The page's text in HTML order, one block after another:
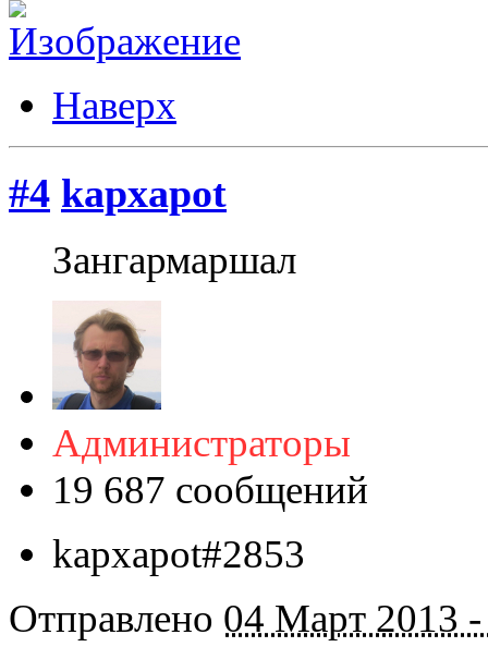
Наверх
#4 kapxapot
Зангармаршал
Администраторы
19 687 сообщений
kapxapot#2853
Отправлено 04 Март 2013